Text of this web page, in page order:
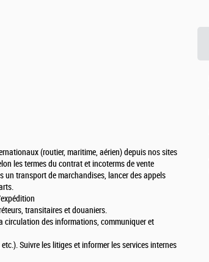
(routier, maritime, aérien) depuis nos sites
les termes du contrat et incoterms de vente
un transport de marchandises, lancer des appels
transitaires et douaniers.
circulation des informations, communiquer et
Suivre les litiges et informer les services internes